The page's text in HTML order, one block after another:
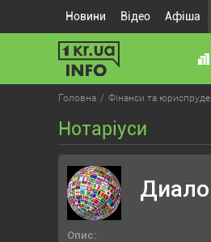
Новини Відео Афіша
Головна Фінанси та
Нотаріуси
Опис: